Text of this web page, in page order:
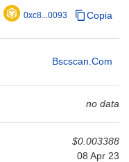
0xc8...0093 Copia
Bscscan.com
no data
$0.003388
08 Apr 23